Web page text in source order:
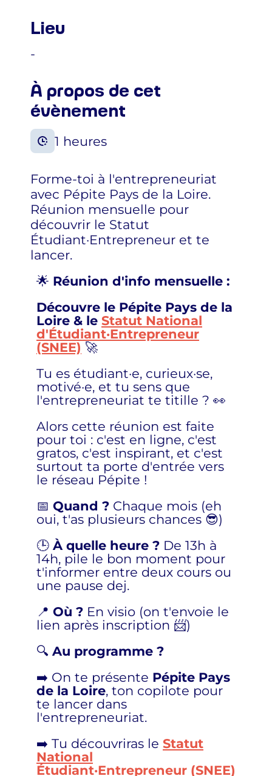
Lieu
-
À propos de cet
évènement
1 heures
Forme-toi à l'entrepreneuriat
avec Pépite Pays de la Loire.
Réunion mensuelle pour
découvrir le Statut
Étudiant·Entrepreneur et te
lancer.
🌟 Réunion d'info mensuelle :
Découvre le Pépite Pays de la
Loire & le Statut National
d'Étudiant·Entrepreneur
(SNEE) 🚀
Tu es étudiant·e, curieux·se,
motivé·e, et tu sens que
l'entrepreneuriat te titille ? 👀
Alors cette réunion est faite
pour toi : c'est en ligne, c'est
gratos, c'est inspirant, et c'est
surtout ta porte d'entrée vers
le réseau Pépite !
📅 Quand ? Chaque mois (eh
oui, t'as plusieurs chances 😎)
🕒 À quelle heure ? De 13h à
14h, pile le bon moment pour
t'informer entre deux cours ou
une pause dej.
📍 Où ? En visio (on t'envoie le
lien après inscription 📨)
🔍 Au programme ?
➡️ On te présente Pépite Pays
de la Loire, ton copilote pour
te lancer dans
l'entrepreneuriat.
➡️ Tu découvriras le Statut
National
Étudiant·Entrepreneur (SNEE)